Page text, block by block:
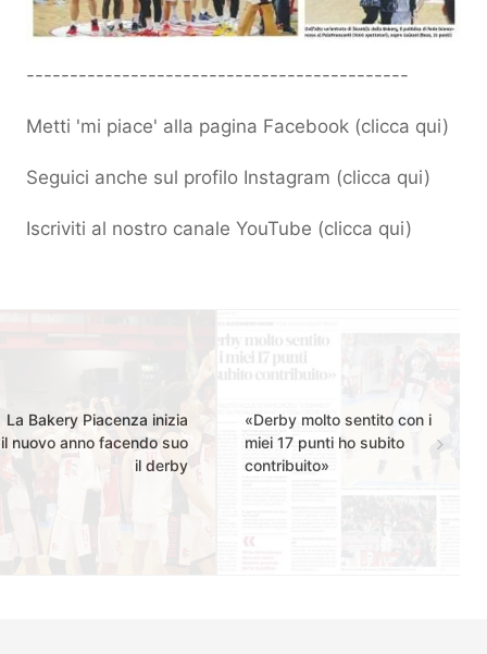
--------------------------------------------
Metti 'mi piace' alla pagina Facebook (clicca qui)
Seguici anche sul profilo Instagram (clicca qui)
Iscriviti al nostro canale YouTube (clicca qui)
La Bakery Piacenza inizia
il nuovo anno facendo suo
il derby
«Derby molto sentito con i
miei 17 punti ho subito
contribuito»